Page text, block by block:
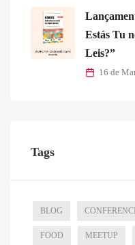
Estás Tu
Leis?”
16 de
Tags
BLOG
FOOD MEETUP